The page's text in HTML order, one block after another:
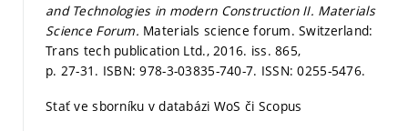
and Technologies in modern Construction II. Materials
Science Forum. Materials science forum. Switzerland:
Trans tech publication Ltd., 2016. iss. 865,
p. 27-31. ISBN: 978-3-03835-740-7. ISSN: 0255-5476.
Stať ve sborníku v databázi WoS či Scopus